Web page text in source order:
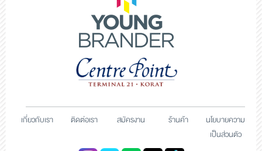
เกี่ยวกับเรา ติดต่อเรา สมัครงาน ร้านค้า
นโยบายความ
เป็นส่วนตัว